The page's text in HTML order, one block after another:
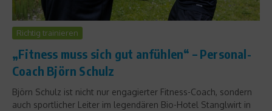
Richtig trainieren
„Fitness muss sich gut anfühlen“ – Personal-
Coach Björn Schulz
Björn Schulz ist nicht nur engagierter Fitness-Coach, sondern
auch sportlicher Leiter im legendären Bio-Hotel Stanglwirt in